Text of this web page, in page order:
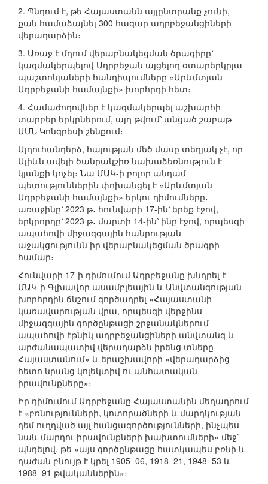
2. Պնդում է, թե Հայաստանն այլընտրանք չունի,
քան համաձայնել 300 հազար ադրբեջանցիների
վերադարձին։
3. Առաջ է մղում վերաբնակեցման ծրագիրը՝
կազմակերպելով Ադրբեջան այցելող օտարերկրյա
պաշտոնյաների հանդիպումները «Արևմտյան
Ադրբեջանի համայնքի» խորհրդի հետ։
4. Համաժողովներ է կազմակերպել աշխարհի
տարբեր երկրներում, այդ թվում՝ անցած շաբաթ
ԱՄՆ Կոնգրեսի շենքում։
Այդուհանդերձ, հայության մեծ մասը տեղյակ չէ, որ
Ալիևն ավելի ծանրակշիռ նախաձեռնություն է
կյանքի կոչել։ Նա ՄԱԿ-ի բոլոր անդամ
պետություններին փոխանցել է «Արևմտյան
Ադրբեջանի համայնքի» երկու դիմումները․
առաջինը՝ 2023 թ․ հունվարի 17-ին՝ երեք էջով,
երկրորդը՝ 2023 թ․ մարտի 14-ին՝ ինը էջով, որպեսզի
ապահովի միջազգային հանրության
աջակցությունն իր վերաբնակեցման ծրագրի
համար։
Հունվարի 17-ի դիմումում Ադրբեջանը խնդրել է
ՄԱԿ-ի Գլխավոր ասամբլեային և Անվտանգության
խորհրդին ճնշում գործադրել «Հայաստանի
կառավարության վրա, որպեսզի վերջինս
միջազգային գործընթացի շրջանակներում
ապահովի էթնիկ ադրբեջանցիների անվտանգ և
արժանապատիվ վերադարձն իրենց տները
Հայաստանում» և երաշխավորի «վերադարձից
հետո նրանց կոլեկտիվ ու անհատական
իրավունքները»։
Իր դիմումում Ադրբեջանը Հայաստանին մեղադրում
է «բռնությունների, կոտորածների և մարդկության
դեմ ուղղված այլ հանցագործությունների, ինչպես
նաև մարդու իրավունքների խախտումների» մեջ՝
պնդելով, թե «այս գործընթացը հատկապես բռնի և
դաժան բնույթ է կրել 1905–06, 1918–21, 1948–53 և
1988–91 թվականներին»։